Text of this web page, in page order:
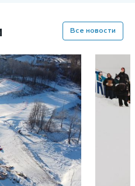
Все новости